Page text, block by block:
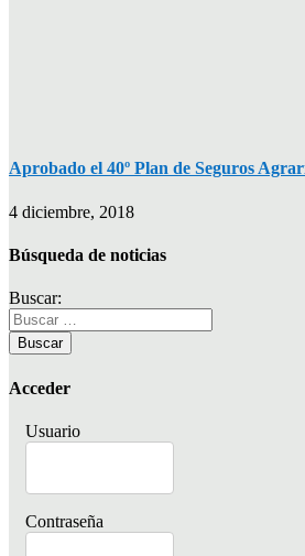
Aprobado el 40º Plan de Seguros
4 diciembre, 2018
Búsqueda de noticias
Buscar:
Acceder
Usuario
Contraseña